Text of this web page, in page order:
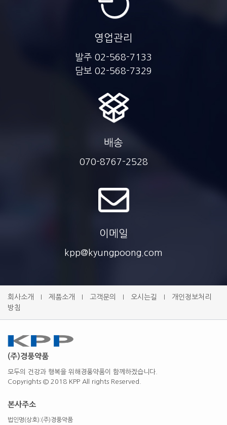
콩브럭정1.25mg
약효별 구분
211 강심제
30T, 300T
영업관리
발주 02-568-7133
담보 02-568-7329
배송
070-8767-2528
이메일
kpp@kyungpoong.com
회사소개 제품소개 고객문의 오시는길
개인정보처리
방침
(주)경풍약품
모두의 건강과 행복을 위해경풍약품이 함께하겠습니다.
Copyrights © 2018 KPP All rights Reserved.
본사주소
법인명(상호):(주)경풍약품